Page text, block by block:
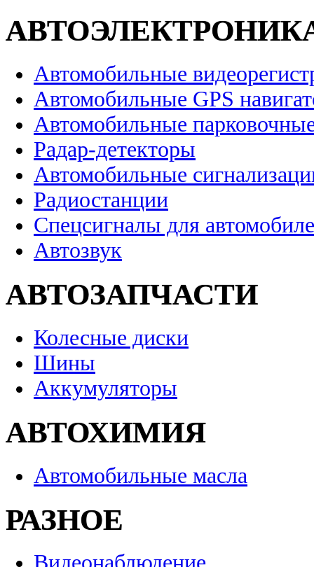
Автомобильные
Автомобильные GPS
Автомобильные
Радар-детекторы
Автомобильные
Радиостанции
Спецсигналы для
Автозвук
АВТОЗАПЧАСТИ
Колесные диски
Шины
Аккумуляторы
АВТОХИМИЯ
Автомобильные масла
РАЗНОЕ